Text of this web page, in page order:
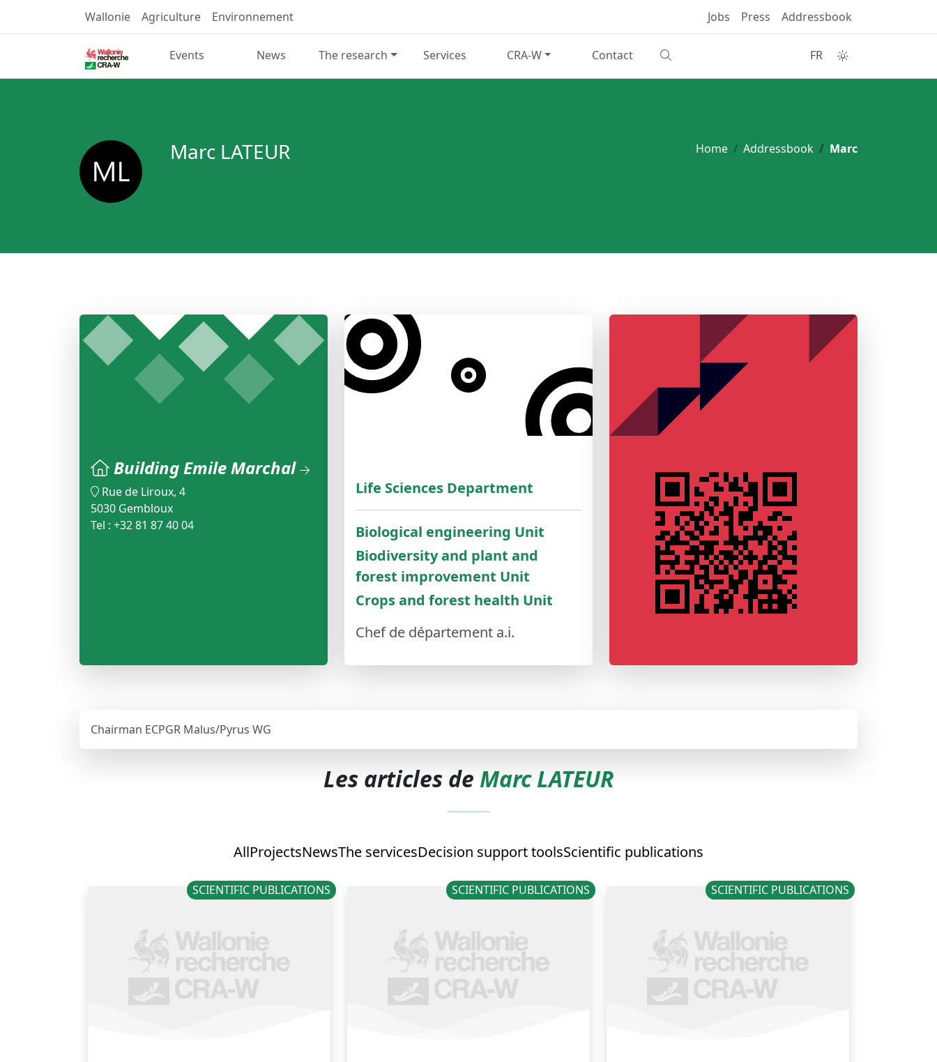
Wallonie Agriculture Environnement Jobs Press Addressbook
Events News The research Services CRA-W Contact FR
Home Addressbook Marc
Marc LATEUR
Building Emile Marchal
Rue de Liroux, 4
5030 Gembloux
Tel : +32 81 87 40 04
Life Sciences Department
Biological engineering Unit
Biodiversity and plant and
forest improvement Unit
Crops and forest health Unit
Chef de département a.i.
Chairman ECPGR Malus/Pyrus WG
Les articles de Marc LATEUR
AllProjectsNewsThe servicesDecision support toolsScientific publications
SCIENTIFIC PUBLICATIONS SCIENTIFIC PUBLICATIONS SCIENTIFIC PUBLICATIONS